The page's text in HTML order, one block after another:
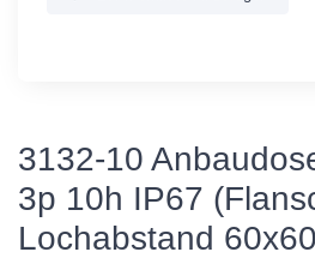
3132-10
3p 10h IP67
Lochabstand